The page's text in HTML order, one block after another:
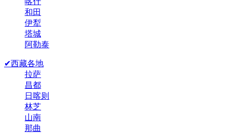
和田
伊犁
塔城
阿勒泰
✔西藏各地
拉萨
昌都
日喀则
林芝
山南
那曲